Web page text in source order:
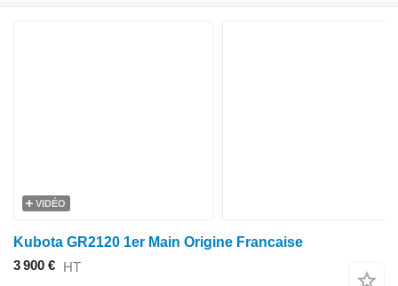
VIDÉO
Kubota GR2120 1er Main Origine Francaise
3 900 € HT